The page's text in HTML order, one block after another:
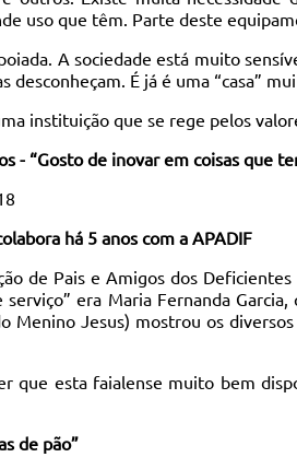
uso que têm. Parte deste
A sociedade está muito
desconheçam. É já é uma “casa”
instituição que se rege pelos
- “Gosto de inovar em coisas que
há 5 anos com a APADIF
de Pais e Amigos dos
era Maria Fernanda
Menino Jesus) mostrou os
que esta faialense muito bem
de pão”